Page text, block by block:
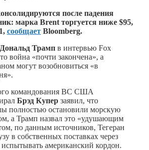
после падения
марка Brent торгуется ниже $95,
сообщает Bloomberg.
Дональд Трамп в интервью Fox
война «почти закончена», а
могут возобновиться «в
командования ВС США
Брэд Купер заявил, что
полностью остановили морскую
а Трамп назвал это «удушающим
по данным источников, Тегеран
в собственных поставках через
американский кордон.